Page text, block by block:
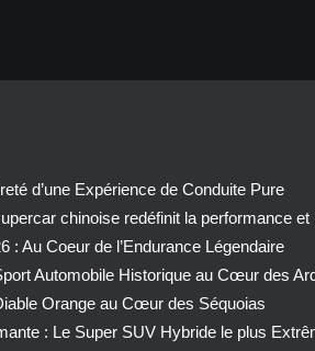
d’une Expérience de Conduite Pure
chinoise redéfinit la performance et
: Au Coeur de l’Endurance Légendaire
Automobile Historique au Cœur des
Orange au Cœur des Séquoias
: Le Super SUV Hybride le plus